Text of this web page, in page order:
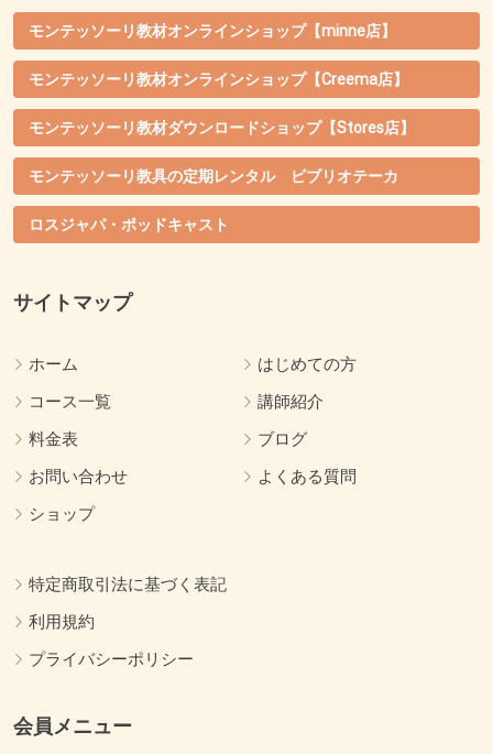
モンテッソーリ教材オンラインショップ【minne店】
モンテッソーリ教材オンラインショップ【Creema店】
モンテッソーリ教材ダウンロードショップ【Stores店】
モンテッソーリ教具の定期レンタル ビブリオテーカ
ロスジャパ・ポッドキャスト
サイトマップ
ホーム
はじめての方
コース一覧
講師紹介
料金表
ブログ
お問い合わせ
よくある質問
ショップ
特定商取引法に基づく表記
利用規約
プライバシーポリシー
会員メニュー